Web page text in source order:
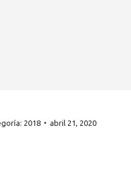
2018 abril 21, 2020